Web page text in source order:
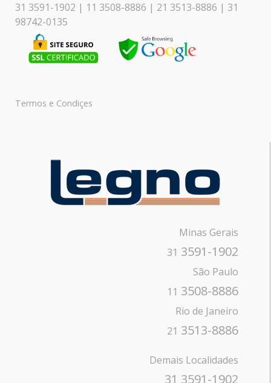
31 3591-1902 | 11 3508-8886 | 21 3513-8886 | 31
98742-0135
Termos e Condiçes
Minas Gerais
31 3591-1902
São Paulo
11 3508-8886
Rio de Janeiro
21 3513-8886
Demais Localidades
31 3591-1902